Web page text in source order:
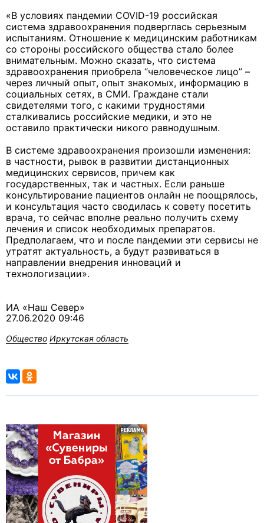
«В условиях пандемии COVID-19 российская
система здравоохранения подверглась серьезным
испытаниям. Отношение к медицинским работникам
со стороны российского общества стало более
внимательным. Можно сказать, что система
здравоохранения приобрела “человеческое лицо” –
через личный опыт, опыт знакомых, информацию в
социальных сетях, в СМИ. Граждане стали
свидетелями того, с какими трудностями
сталкивались российские медики, и это не
оставило практически никого равнодушным.
В системе здравоохранения произошли изменения:
в частности, рывок в развитии дистанционных
медицинских сервисов, причем как
государственных, так и частных. Если раньше
консультирование пациентов онлайн не поощрялось,
и консультация часто сводилась к совету посетить
врача, то сейчас вполне реально получить схему
лечения и список необходимых препаратов.
Предполагаем, что и после пандемии эти сервисы не
утратят актуальность, а будут развиваться в
направлении внедрения инноваций и
технологизации».
ИА «Наш Север»
27.06.2020 09:46
Общество Иркутская область